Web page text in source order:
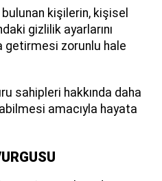
kişilerin, kişisel
gizlilik ayarlarını
getirmesi zorunlu hale
sahipleri hakkında daha
amacıyla hayata